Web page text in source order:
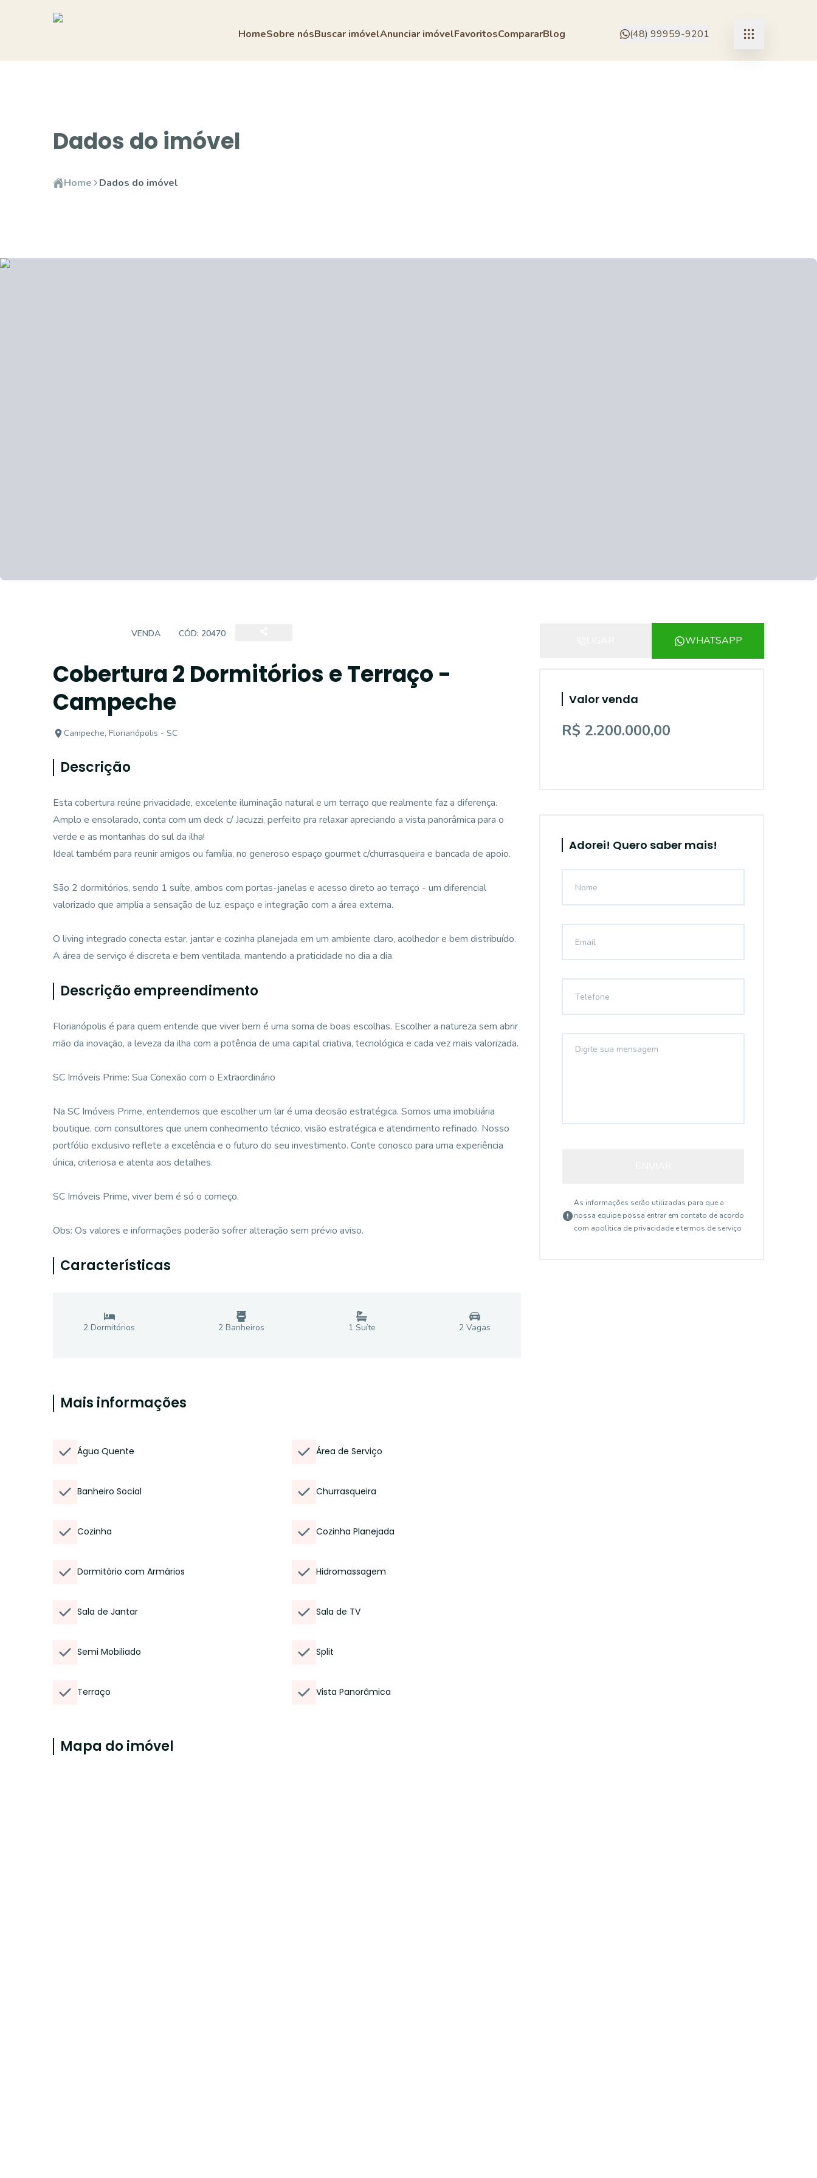
HomeSobre nósBuscar imóvelAnunciar imóvelFavoritosCompararBlog (48) 99959-9201
Dados do imóvel
Home Dados do imóvel
VENDA CÓD: 20470
Cobertura 2 Dormitórios e Terraço -
Campeche
Campeche, Florianópolis - SC
Descrição
Esta cobertura reúne privacidade, excelente iluminação natural e um terraço que realmente faz a diferença.
Amplo e ensolarado, conta com um deck c/ Jacuzzi, perfeito pra relaxar apreciando a vista panorâmica para o
verde e as montanhas do sul da ilha!
Ideal também para reunir amigos ou família, no generoso espaço gourmet c/churrasqueira e bancada de apoio.
São 2 dormitórios, sendo 1 suíte, ambos com portas-janelas e acesso direto ao terraço - um diferencial
valorizado que amplia a sensação de luz, espaço e integração com a área externa.
O living integrado conecta estar, jantar e cozinha planejada em um ambiente claro, acolhedor e bem distribuído.
A área de serviço é discreta e bem ventilada, mantendo a praticidade no dia a dia.
Descrição empreendimento
Florianópolis é para quem entende que viver bem é uma soma de boas escolhas. Escolher a natureza sem abrir
mão da inovação, a leveza da ilha com a potência de uma capital criativa, tecnológica e cada vez mais valorizada.
SC Imóveis Prime: Sua Conexão com o Extraordinário
Na SC Imóveis Prime, entendemos que escolher um lar é uma decisão estratégica. Somos uma imobiliária
boutique, com consultores que unem conhecimento técnico, visão estratégica e atendimento refinado. Nosso
portfólio exclusivo reflete a excelência e o futuro do seu investimento. Conte conosco para uma experiência
única, criteriosa e atenta aos detalhes.
SC Imóveis Prime, viver bem é só o começo.
Obs: Os valores e informações poderão sofrer alteração sem prévio aviso.
Características
2 Dormitórios 2 Banheiros 1 Suíte 2Vagas
Mais informações
Água Quente Área de Serviço
Banheiro Social Churrasqueira
Cozinha Cozinha Planejada
Dormitório com Armários Hidromassagem
Sala de Jantar Sala de TV
Semi Mobiliado Split
Terraço Vista Panorâmica
Mapa do imóvel
WHATSAPP
Valor venda
R$ 2.200.000,00
Adorei! Quero saber mais!
As informações serão utilizadas para que a
nossa equipe possa entrar em contato de acordo
com apolítica de privacidade e termos de serviço